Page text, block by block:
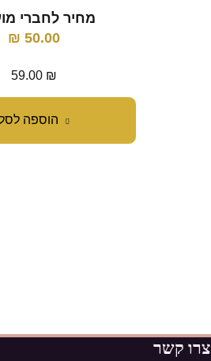
הוספה
מחיר לחברי
50.00
₪
59.00 ₪
צרו קשר